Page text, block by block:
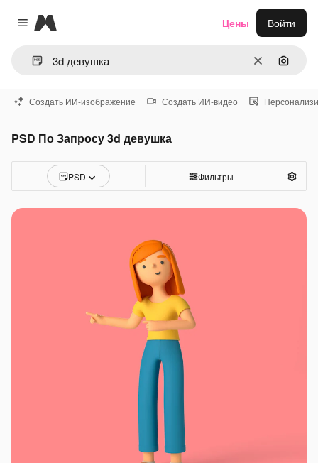
Close menu
Magnific
ОчиститьПоиск
Цены Войти
Создать ИИ-изображение Создать ИИ-видео
PSD По Запросу 3d девушка
PSD Фильтры